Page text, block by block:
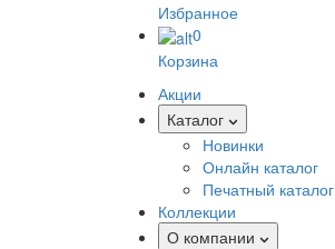
Избранное
0
Корзина
Акции
Каталог
Новинки
Онлайн каталог
Печатный каталог
Коллекции
О компании